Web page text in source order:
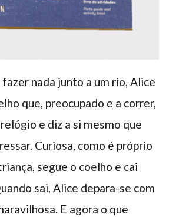
nada junto a um rio, Alice
que, preocupado e a correr,
e diz a si mesmo que
Curiosa, como é próprio
segue o coelho e cai
sai, Alice depara-se com
E agora o que